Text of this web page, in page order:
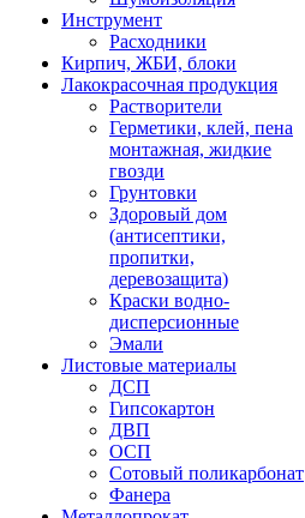
Инструмент
Расходники
Кирпич, ЖБИ, блоки
Лакокрасочная продукция
Растворители
Герметики, клей, пена
монтажная, жидкие
гвозди
Грунтовки
Здоровый дом
(антисептики,
пропитки,
деревозащита)
Краски водно-
дисперсионные
Эмали
Листовые материалы
ДСП
Гипсокартон
ДВП
ОСП
Сотовый поликарбонат
Фанера